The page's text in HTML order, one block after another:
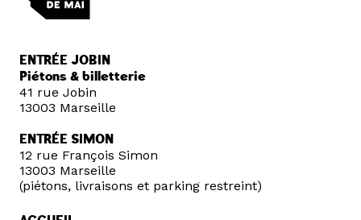
© Caroline Dutrey – Precy
Numbi – La Transmigration
ENTRÉE JOBIN
Piétons & billetterie
41 rue Jobin
13003 Marseille
ENTRÉE SIMON
12 rue François Simon
13003 Marseille
(piétons, livraisons et parking restreint)